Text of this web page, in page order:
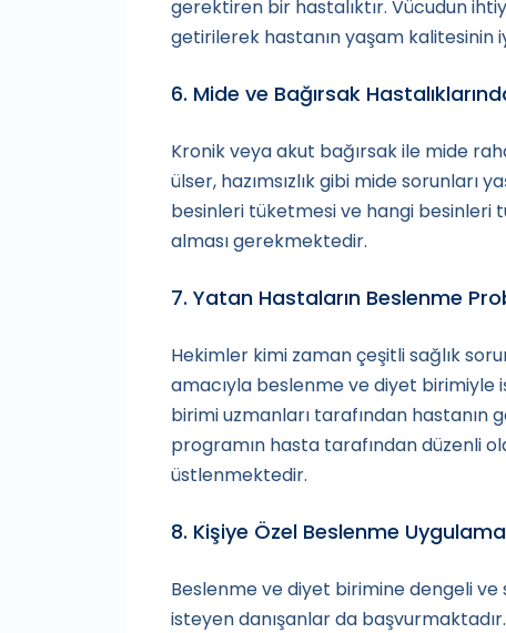
gerektiren bir hastalıktır. Vücudun
getirilerek hastanın yaşam kalitesinin
6. Mide ve Bağırsak
Kronik veya akut bağırsak ile mide
ülser, hazımsızlık gibi mide
besinleri tüketmesi ve hangi besinleri
alması gerekmektedir.
7. Yatan Hastaların Beslenme
Hekimler kimi zaman çeşitli sağlık
amacıyla beslenme ve diyet birimiyle
birimi uzmanları tarafından hastanın
programın hasta tarafından düzenli
üstlenmektedir.
8. Kişiye Özel Beslenme
Beslenme ve diyet birimine dengeli ve
isteyen danışanlar da